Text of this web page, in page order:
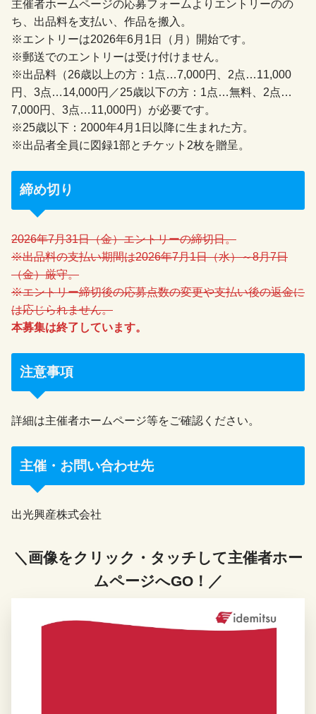
主催者ホームページの応募フォームよりエントリーのの
ち、出品料を支払い、作品を搬入。
※エントリーは2026年6月1日（月）開始です。
※郵送でのエントリーは受け付けません。
※出品料（26歳以上の方：1点…7,000円、2点…11,000
円、3点…14,000円／25歳以下の方：1点…無料、2点…
7,000円、3点…11,000円）が必要です。
※25歳以下：2000年4月1日以降に生まれた方。
※出品者全員に図録1部とチケット2枚を贈呈。
締め切り
2026年7月31日（金）エントリーの締切日。
※出品料の支払い期間は2026年7月1日（水）～8月7日
（金）厳守。
※エントリー締切後の応募点数の変更や支払い後の返金に
は応じられません。
本募集は終了しています。
注意事項
詳細は主催者ホームページ等をご確認ください。
主催・お問い合わせ先
出光興産株式会社
＼画像をクリック・タッチして主催者ホー
ムページへGO！／